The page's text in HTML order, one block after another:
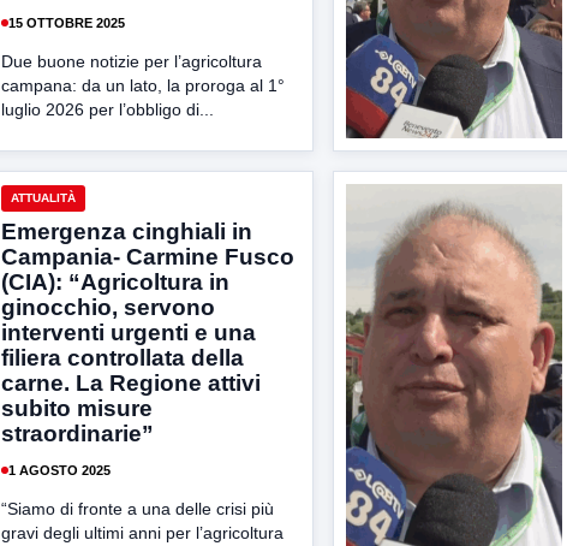
15 OTTOBRE 2025
Due buone notizie per l’agricoltura
campana: da un lato, la proroga al 1°
luglio 2026 per l’obbligo di...
ATTUALITÀ
Emergenza cinghiali in
Campania- Carmine Fusco
(CIA): “Agricoltura in
ginocchio, servono
interventi urgenti e una
filiera controllata della
carne. La Regione attivi
subito misure
straordinarie”
1 AGOSTO 2025
“Siamo di fronte a una delle crisi più
gravi degli ultimi anni per l’agricoltura